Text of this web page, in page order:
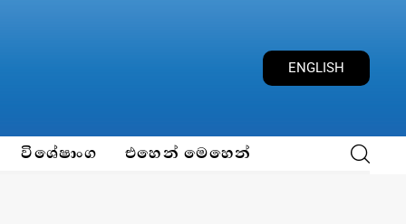
ENGLISH
විශේෂාංග එහෙන් මෙහෙන්